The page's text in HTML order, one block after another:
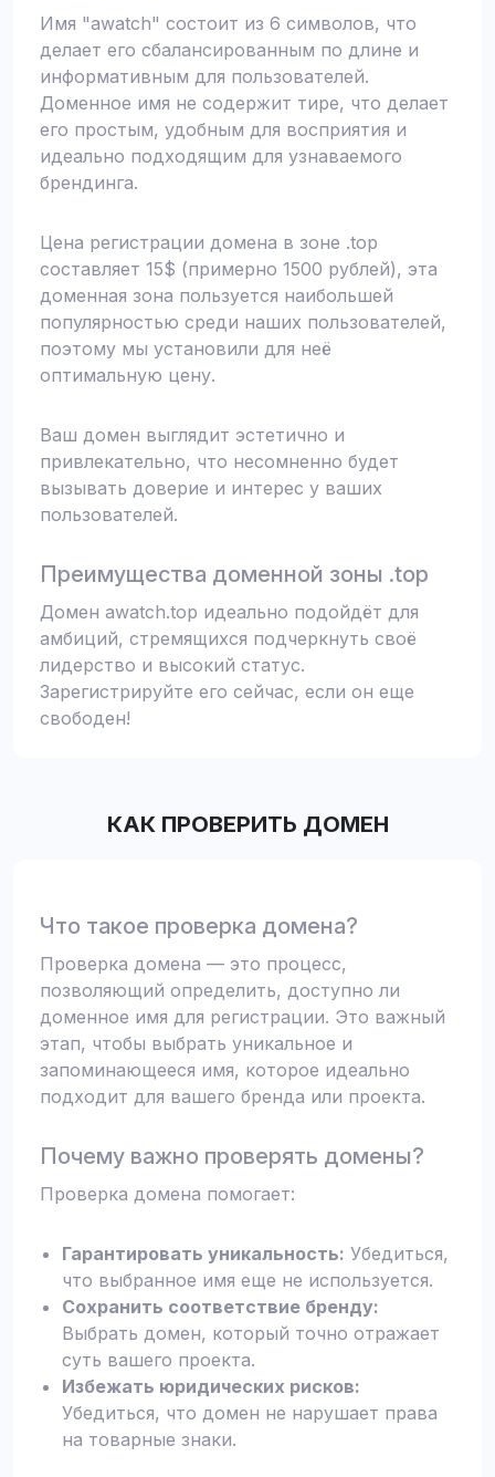
Имя "awatch" состоит из 6 символов, что
делает его сбалансированным по длине и
информативным для пользователей.
Доменное имя не содержит тире, что делает
его простым, удобным для восприятия и
идеально подходящим для узнаваемого
брендинга.
Цена регистрации домена в зоне .top
составляет 15$ (примерно 1500 рублей), эта
доменная зона пользуется наибольшей
популярностью среди наших пользователей,
поэтому мы установили для неё
оптимальную цену.
Ваш домен выглядит эстетично и
привлекательно, что несомненно будет
вызывать доверие и интерес у ваших
пользователей.
Преимущества доменной зоны .top
Домен awatch.top идеально подойдёт для
амбиций, стремящихся подчеркнуть своё
лидерство и высокий статус.
Зарегистрируйте его сейчас, если он еще
свободен!
КАК ПРОВЕРИТЬ ДОМЕН
Что такое проверка домена?
Проверка домена — это процесс,
позволяющий определить, доступно ли
доменное имя для регистрации. Это важный
этап, чтобы выбрать уникальное и
запоминающееся имя, которое идеально
подходит для вашего бренда или проекта.
Почему важно проверять домены?
Проверка домена помогает:
Гарантировать уникальность: Убедиться,
что выбранное имя еще не используется.
Сохранить соответствие бренду:
Выбрать домен, который точно отражает
суть вашего проекта.
Избежать юридических рисков:
Убедиться, что домен не нарушает права
на товарные знаки.